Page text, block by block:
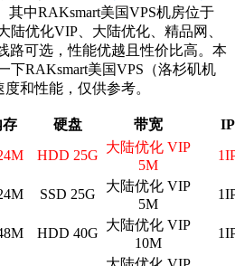
其中RAKsmart美国VPS机房位于
陆优化VIP、大陆优化、精品网、
路可选，性能优越且性价比高。本
下RAKsmart美国VPS（洛杉矶机
和性能，仅供参考。
存 硬盘 带宽
IP
HDD 25G
大陆优化 VIP
5M
SSD 25G
大陆优化 VIP
5M
HDD 40G
大陆优化 VIP
10M